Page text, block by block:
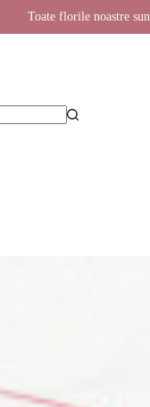
Toate florile noastre